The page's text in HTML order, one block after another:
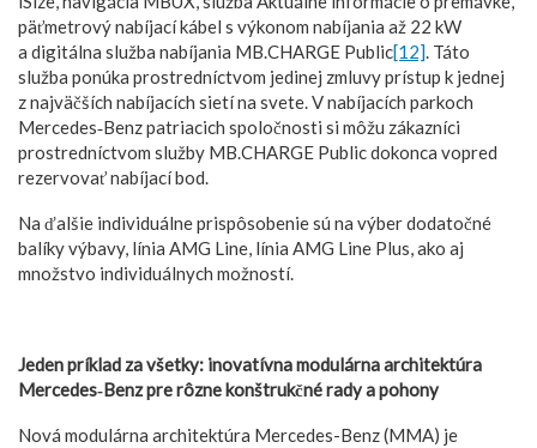
päťmetrový nabíjací kábel s výkonom nabíjania až 22 kW
a digitálna služba nabíjania MB.CHARGE Public[12]. Táto
služba ponúka prostredníctvom jedinej zmluvy prístup k jednej
z najväčších nabíjacích sietí na svete. V nabíjacích parkoch
Mercedes‑Benz patriacich spoločnosti si môžu zákazníci
prostredníctvom služby MB.CHARGE Public dokonca vopred
rezervovať nabíjací bod.
Na ďalšie individuálne prispôsobenie sú na výber dodatočné
balíky výbavy, línia AMG Line, línia AMG Line Plus, ako aj
množstvo individuálnych možností.
Jeden príklad za všetky: inovatívna modulárna architektúra
Mercedes‑Benz pre rôzne konštrukčné rady a pohony
Nová modulárna architektúra Mercedes-Benz (MMA) je